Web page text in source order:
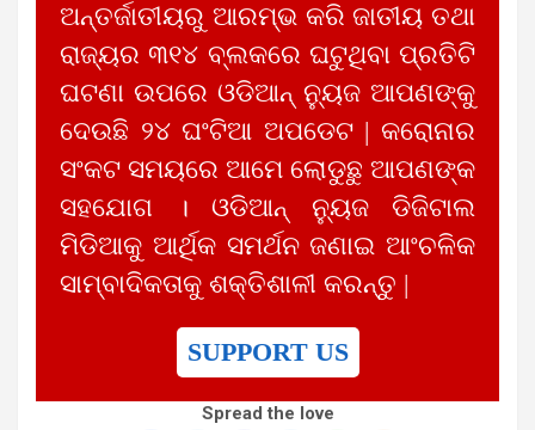
ଅନ୍ତର୍ଜାତୀୟରୁ ଆରମ୍ଭ କରି ଜାତୀୟ ତଥା
ରାଜ୍ୟର ୩୧୪ ବ୍ଲକରେ ଘଟୁଥିବା ପ୍ରତିଟି
ଘଟଣା ଉପରେ ଓଡିଆନ୍ ନ୍ୟୁଜ ଆପଣଙ୍କୁ
ଦେଉଛି ୨୪ ଘଂଟିଆ ଅପଡେଟ | କରୋନାର
ସଂକଟ ସମୟରେ ଆମେ ଲୋଡୁଛୁ ଆପଣଙ୍କ
ସହଯୋଗ । ଓଡିଆନ୍ ନ୍ୟୁଜ ଡିଜିଟାଲ
ମିଡିଆକୁ ଆର୍ଥିକ ସମର୍ଥନ ଜଣାଇ ଆଂଚଳିକ
ସାମ୍ବାଦିକତାକୁ ଶକ୍ତିଶାଳୀ କରନ୍ତୁ |
SUPPORT US
Spread the love